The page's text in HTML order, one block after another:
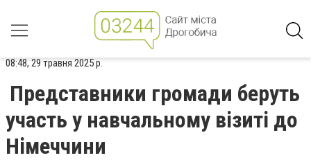
08:48, 29 травня 2025 р.
Представники громади беруть
участь у навчальному візиті до
Німеччини